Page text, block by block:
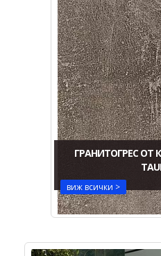
ГРАНИТОГРЕС ОТ
виж всички >